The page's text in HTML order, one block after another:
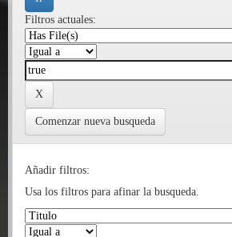
Filtros actuales:
Comenzar nueva busqueda
Añadir filtros:
Usa los filtros para afinar la busqueda.